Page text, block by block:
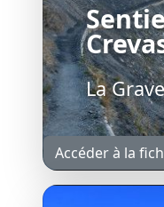
La Grave
Accéder à la